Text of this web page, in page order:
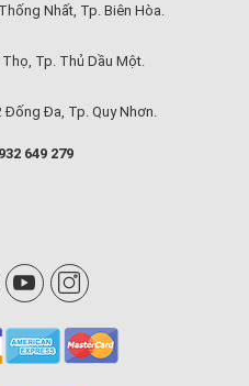
Nhất, Tp. Biên Hòa.
Tp. Thủ Dầu Một.
Đa, Tp. Quy Nhơn.
649 279